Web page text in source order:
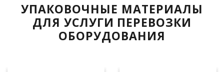
УПАКОВОЧНЫЕ МАТЕРИАЛЫ
ДЛЯ УСЛУГИ ПЕРЕВОЗКИ
ОБОРУДОВАНИЯ